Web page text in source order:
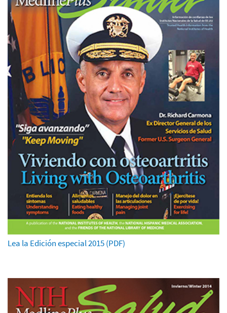
Lea la Edición especial 2015 (PDF)